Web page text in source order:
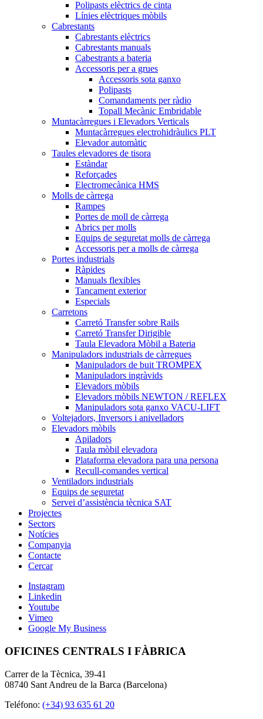
Polipasts elèctrics de cinta
Línies elèctriques mòbils
Cabrestants
Cabrestants elèctrics
Cabrestants manuals
Cabestrants a bateria
Accessoris per a grues
Accessoris sota ganxo
Polipasts
Comandaments per ràdio
Topall Mecànic Embridable
Muntacàrregues i Elevadors Verticals
Muntacàrregues electrohidràulics PLT
Elevador automàtic
Taules elevadores de tisora
Estàndar
Reforçades
Electromecànica HMS
Molls de càrrega
Rampes
Portes de moll de càrrega
Abrics per molls
Equips de seguretat molls de càrrega
Accessoris per a molls de càrrega
Portes industrials
Ràpides
Manuals flexibles
Tancament exterior
Especials
Carretons
Carretó Transfer sobre Rails
Carretó Transfer Dirigible
Taula Elevadora Mòbil a Bateria
Manipuladors industrials de càrregues
Manipuladors de buit TROMPEX
Manipuladors ingràvids
Elevadors mòbils
Elevadors mòbils NEWTON / REFLEX
Manipuladors sota ganxo VACU-LIFT
Voltejadors, Inversors i anivelladors
Elevadors mòbils
Apiladors
Taula mòbil elevadora
Plataforma elevadora para una persona
Recull-comandes vertical
Ventiladors industrials
Equips de seguretat
Servei d’assistència tècnica SAT
Projectes
Sectors
Notícies
Companyia
Contacte
Cercar
Instagram
Linkedin
Youtube
Vimeo
Google My Business
OFICINES CENTRALS I FÀBRICA
Carrer de la Tècnica, 39-41
08740 Sant Andreu de la Barca (Barcelona)
Teléfono: (+34) 93 635 61 20